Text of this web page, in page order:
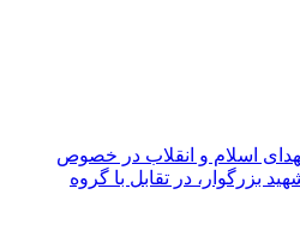
اسلام و انقلاب در خصوص
بزرگوار، در تقابل با گروه